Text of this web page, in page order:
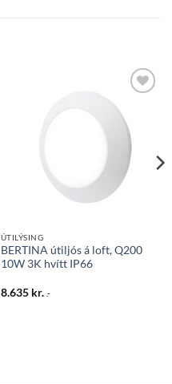
óskalista
ÚTILÝSING
BERTINA útiljós á loft, Q200
10W 3K hvítt IP66
8.635 kr. .-